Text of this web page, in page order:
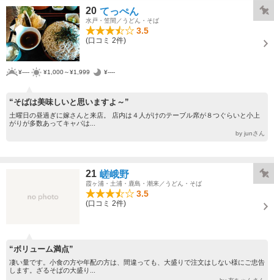
20 てっぺん
水戸・笠間／うどん・そば
3.5
(口コミ 2件)
¥---- ¥1,000～¥1,999 ¥----
“そばは美味しいと思いますよ～”
土曜日の昼過ぎに嫁さんと来店。 店内は４人がけのテーブル席が８つぐらいと小上
がりが多数あってキャパは...
by junさん
21 嵯峨野
霞ヶ浦・土浦・鹿島・潮来／うどん・そば
3.5
(口コミ 2件)
“ボリューム満点”
凄い量です。小食の方や年配の方は、間違っても、大盛りで注文はしない様にご忠告
します。ざるそばの大盛り...